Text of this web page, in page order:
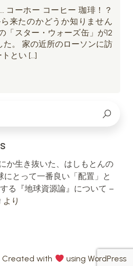
ーホー コーヒー 珈琲！？
来たのかどうか知りません
「スター・ウォーズ缶」が12
た。 家の近所のローソンに訪
とい […]
か生き抜いた、はしもとんの
にとって一番良い「配置」と
する『地球資源論』について –
より
Created with
using WordPress